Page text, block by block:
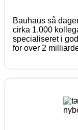
Bauhaus så
cirka 1.000
specialiseret i
for over 2